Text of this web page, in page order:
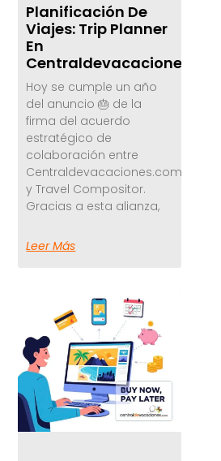
Planificación De
Viajes: Trip Planner
En
Centraldevacaciones.com
Hoy se cumple un año
del anuncio 🎂 de la
firma del acuerdo
estratégico de
colaboración entre
Centraldevacaciones.com
y Travel Compositor.
Gracias a esta alianza,
Leer Más